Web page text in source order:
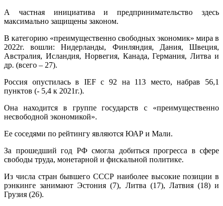
А частная инициатива и предпринимательство здесь
максимально защищены законом.
В категорию «преимущественно свободных экономик» мира в
2022г. вошли: Нидерланды, Финляндия, Дания, Швеция,
Австралия, Исландия, Норвегия, Канада, Германия, Литва и
др. (всего – 27).
Россия опустилась в IEF с 92 на 113 место, набрав 56,1
пунктов (- 5,4 к 2021г.).
Она находится в группе государств с «преимущественно
несвободной экономикой».
Ее соседями по рейтингу являются ЮАР и Мали.
За прошедший год РФ смогла добиться прогресса в сфере
свободы труда, монетарной и фискальной политике.
Из числа стран бывшего СССР наиболее высокие позиции в
рэнкинге занимают Эстония (7), Литва (17), Латвия (18) и
Грузия (26).